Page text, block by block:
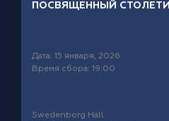
ПОСВЯЩЕННЫЙ
Дата: 15 января, 2026
Время сбора: 19:00
Swedenborg Hall